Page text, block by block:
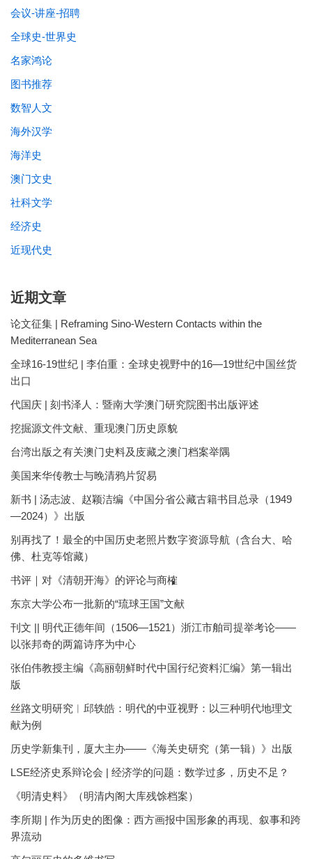
会议-讲座-招聘
全球史-世界史
名家鸿论
图书推荐
数智人文
海外汉学
海洋史
澳门文史
社科文学
经济史
近现代史
近期文章
论文征集 | Reframing Sino-Western Contacts within the
Mediterranean Sea
全球16-19世纪 | 李伯重：全球史视野中的16—19世纪中国丝货
出口
代国庆 | 刻书泽人：暨南大学澳门研究院图书出版评述
挖掘源文件文献、重现澳门历史原貌
台湾出版之有关澳门史料及庋藏之澳门档案举隅
美国来华传教士与晚清鸦片贸易
新书 | 汤志波、赵颖洁编《中国分省公藏古籍书目总录（1949
—2024）》出版
别再找了！最全的中国历史老照片数字资源导航（含台大、哈
佛、杜克等馆藏）
书评｜对《清朝开海》的评论与商榷
东京大学公布一批新的“琉球王国”文献
刊文 || 明代正德年间（1506—1521）浙江市舶司提举考论——
以张邦奇的两篇诗序为中心
张伯伟教授主编《高丽朝鲜时代中国行纪资料汇编》第一辑出
版
丝路文明研究︱邱轶皓：明代的中亚视野：以三种明代地理文
献为例
历史学新集刊，厦大主办——《海关史研究（第一辑）》出版
LSE经济史系辩论会 | 经济学的问题：数学过多，历史不足？
《明清史料》（明清内阁大库残馀档案）
李所期 | 作为历史的图像：西方画报中国形象的再现、叙事和跨
界流动